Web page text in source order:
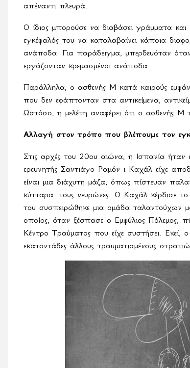
απέναντι πλευρά.
Ο ίδιος μπορούσε να διαβάσει γράμματα
εγκέφαλός του να καταλαβαίνει κάποια
ανάποδα. Για παράδειγμα, μπερδευόταν
εργάζονταν κρεμασμένοι ανάποδα.
Παράλληλα, ο ασθενής Μ κατά καιρούς
που δεν εφάπτονταν στα αντικείμενα,
Ωστόσο, η μελέτη αναφέρει ότι ο ασθενής Μ
Αλλαγή στον τρόπο που βλέπουμε τον
Στις αρχές του 20ου αιώνα, η Ισπανία
ερευνητής Σαντιάγο Ραμόν ι Καχάλ είχε
είναι μια διάχυτη μάζα, όπως πίστευαν
κύτταρα: τους νευρώνες. Ο Καχάλ κέρδισε
του συσπειρώθηκε μια ομάδα ταλαντούχων
οποίος, όταν ξέσπασε ο Εμφύλιος Πόλεμος,
Κέντρο Τραύματος που είχε συστήσει.
εκατοντάδες άλλους τραυματισμένους